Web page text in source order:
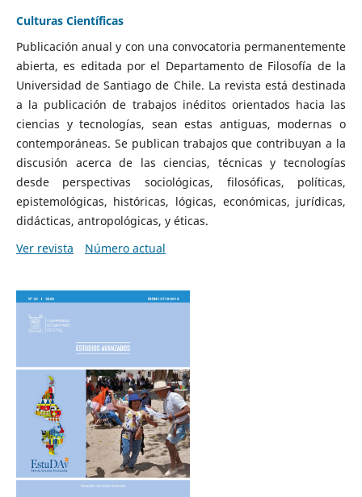
Culturas Científicas
Publicación anual y con una convocatoria permanentemente
abierta, es editada por el Departamento de Filosofía de la
Universidad de Santiago de Chile. La revista está destinada
a la publicación de trabajos inéditos orientados hacia las
ciencias y tecnologías, sean estas antiguas, modernas o
contemporáneas. Se publican trabajos que contribuyan a la
discusión acerca de las ciencias, técnicas y tecnologías
desde perspectivas sociológicas, filosóficas, políticas,
epistemológicas, históricas, lógicas, económicas, jurídicas,
didácticas, antropológicas, y éticas.
Ver revista
Número actual